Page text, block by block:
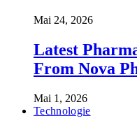
Mai 24, 2026
Latest
From Nova
Mai 1, 2026
Technologie